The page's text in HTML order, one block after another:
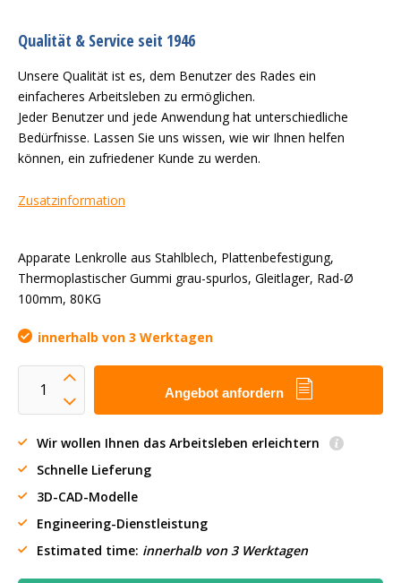
Qualität & Service seit 1946
Unsere Qualität ist es, dem Benutzer des Rades ein
einfacheres Arbeitsleben zu ermöglichen.
Jeder Benutzer und jede Anwendung hat unterschiedliche
Bedürfnisse. Lassen Sie uns wissen, wie wir Ihnen helfen
können, ein zufriedener Kunde zu werden.
Zusatzinformation
Apparate Lenkrolle aus Stahlblech, Plattenbefestigung,
Thermoplastischer Gummi grau-spurlos, Gleitlager, Rad-Ø
100mm, 80KG
innerhalb von 3 Werktagen
Angebot anfordern
Wir wollen Ihnen das Arbeitsleben erleichtern
Schnelle Lieferung
3D-CAD-Modelle
Engineering-Dienstleistung
Estimated time: innerhalb von 3 Werktagen